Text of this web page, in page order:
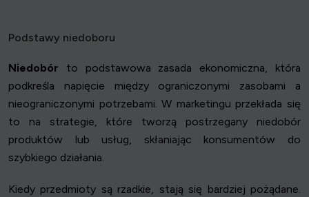
Podstawy niedoboru
Niedobór to podstawowa zasada ekonomiczna, która
podkreśla napięcie między ograniczonymi zasobami a
nieograniczonymi potrzebami. W marketingu przekłada się
to na strategie, które tworzą postrzegany niedobór
produktów lub usług, skłaniając konsumentów do
szybkiego działania.
Kiedy przedmioty są rzadkie, stają się bardziej pożądane.